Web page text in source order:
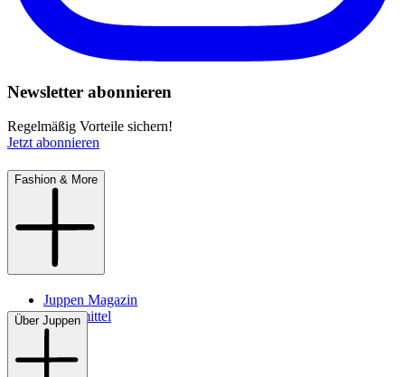
Newsletter abonnieren
Regelmäßig Vorteile sichern!
Jetzt abonnieren
Fashion & More
Juppen Magazin
Pflegemittel
Über Juppen